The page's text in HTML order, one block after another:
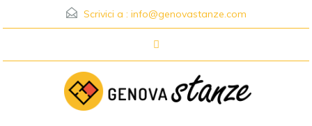
Scrivici a : info@genovastanze.com